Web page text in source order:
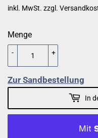
inkl. MwSt. zzgl.
Menge
+
-
Zur Sandbestellung
In